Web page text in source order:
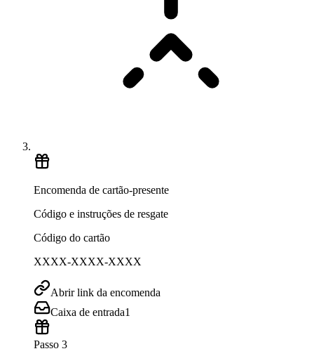
Encomenda de cartão-presente
Código e instruções de resgate
Código do cartão
XXXX-XXXX-XXXX
Abrir link da encomenda
Caixa de entrada1
Passo 3